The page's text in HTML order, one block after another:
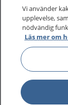
Vi använder
upplevelse,
nödvändig
Läs mer om